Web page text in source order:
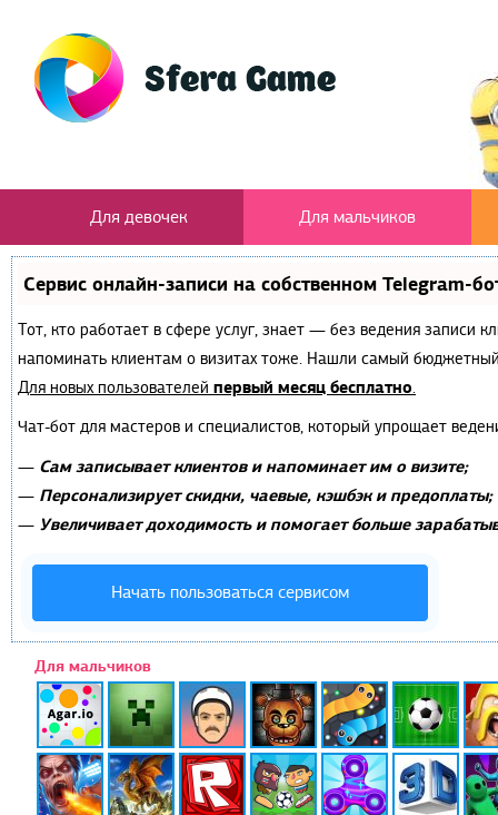
Для девочек Для мальчиков
Сервис онлайн-записи на собственном Telegram-
Тот, кто работает в сфере услуг, знает — без ведения записи
напоминать клиентам о визитах тоже. Нашли самый
Для новых пользователей первый месяц бесплатно.
Чат-бот для мастеров и специалистов, который упрощает
— Сам записывает клиентов и напоминает им о визите;
— Персонализирует скидки, чаевые, кэшбэк и предоплаты;
— Увеличивает доходимость и помогает больше
Начать пользоваться сервисом
Для мальчиков